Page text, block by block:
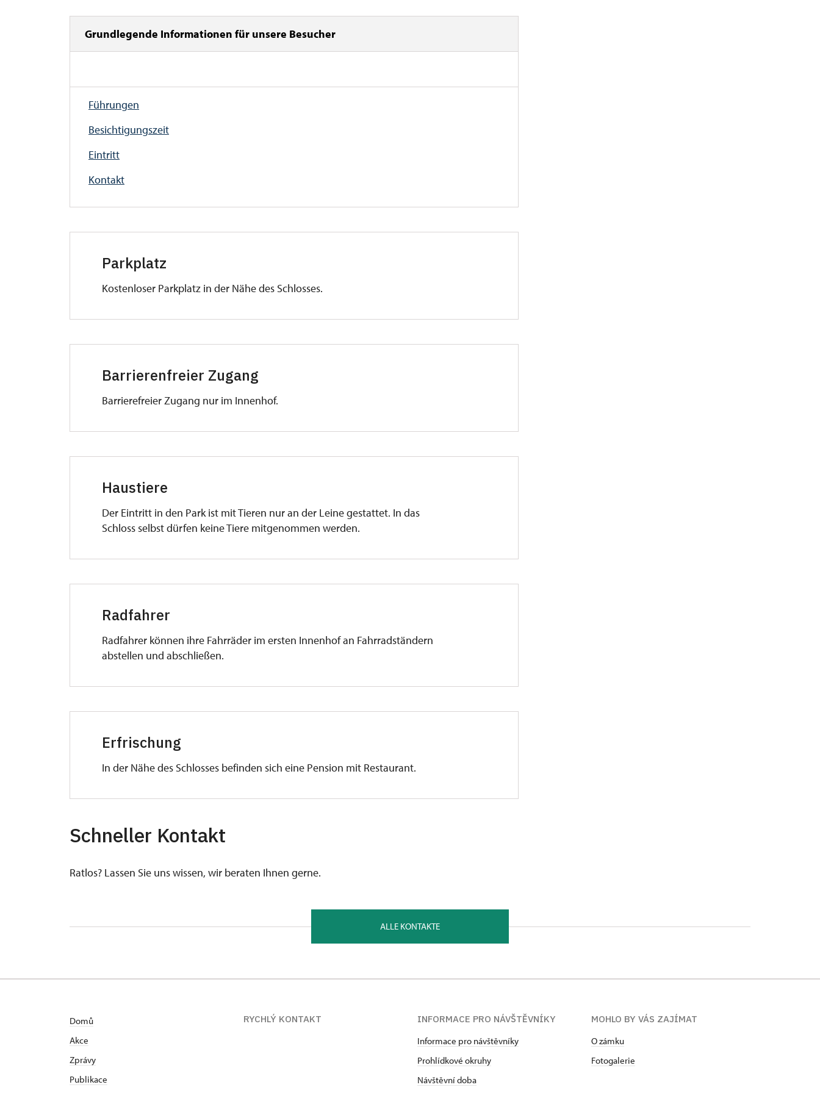
Grundlegende Informationen für unsere Besucher
Führungen
Besichtigungszeit
Eintritt
Kontakt
Parkplatz
Kostenloser Parkplatz in der Nähe des Schlosses.
Barrierenfreier Zugang
Barrierefreier Zugang nur im Innenhof.
Haustiere
Der Eintritt in den Park ist mit Tieren nur an der Leine gestattet. In das
Schloss selbst dürfen keine Tiere mitgenommen werden.
Radfahrer
Radfahrer können ihre Fahrräder im ersten Innenhof an Fahrradständern
abstellen und abschließen.
Erfrischung
In der Nähe des Schlosses befinden sich eine Pension mit Restaurant.
Schneller Kontakt
Ratlos? Lassen Sie uns wissen, wir beraten Ihnen gerne.
ALLE KONTAKTE
Domů
Akce
Zprávy
Publikace
RYCHLÝ KONTAKT
INFORMACE PRO NÁVŠTĚVNÍKY
Informace pro návštěvníky
Prohlídkové okruhy
Návštěvní doba
MOHLO BY VÁS ZAJÍMAT
O zámku
Fotogalerie